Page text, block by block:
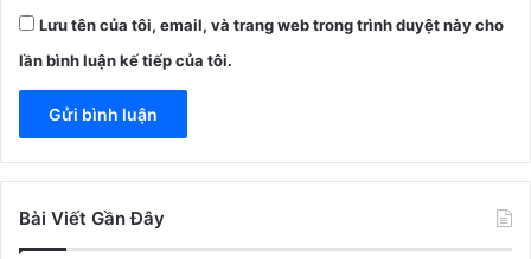
Lưu tên của tôi, email, và trang web trong trình duyệt này cho
lần bình luận kế tiếp của tôi.
Bài Viết Gần Đây